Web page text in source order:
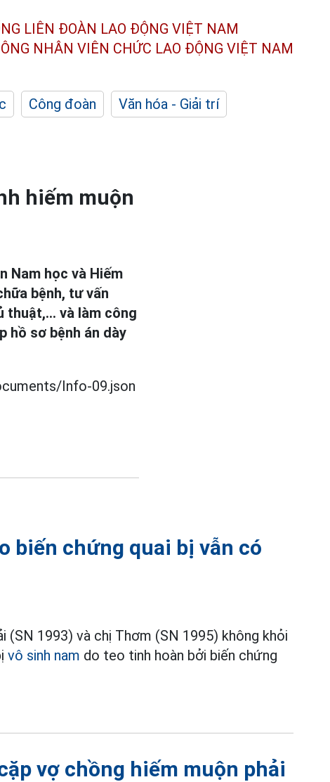
LIÊN ĐOÀN LAO ĐỘNG VIỆT NAM
NHÂN VIÊN CHỨC LAO ĐỘNG VIỆT NAM
Công đoàn
Văn hóa - Giải trí
hiếm muộn
Nam học và Hiếm
bệnh, tư vấn
thuật,… và làm công
hồ sơ bệnh án dày
Info-09.json
biến chứng quai bị vẫn có
(SN 1993) và chị Thơm (SN 1995) không khỏi
vô sinh nam do teo tinh hoàn bởi biến chứng
vợ chồng hiếm muộn phải